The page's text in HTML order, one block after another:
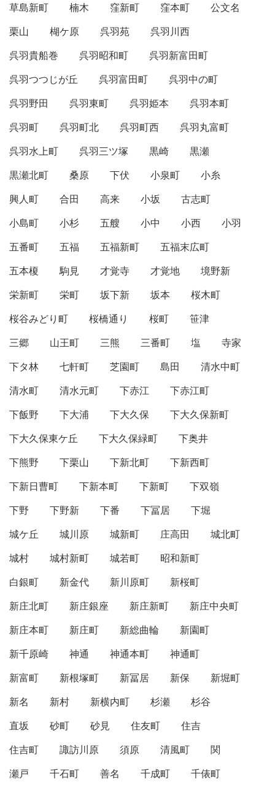
草島新町
楠木 窪新町 窪本町
公文名
栗山
楜ケ原 呉羽苑
呉羽川西
呉羽貴船巻
呉羽昭和町
呉羽新富田町
呉羽つつじが丘
呉羽富田町
呉羽中の町
呉羽野田
呉羽東町 呉羽姫本
呉羽本町
呉羽町
呉羽町北 呉羽町西
呉羽丸富町
呉羽水上町
呉羽三ツ塚 黒崎
黒瀬
黒瀬北町
桑原 下伏 小泉町
小糸
興人町
合田 高来 小坂
古志町
小島町
小杉 五艘 小中 小西
小羽
五番町
五福 五福新町
五福末広町
五本榎
駒見 才覚寺 才覚地
境野新
栄新町
栄町 坂下新 坂本
桜木町
桜谷みどり町
桜橋通り 桜町
笹津
三郷
山王町 三熊 三番町 塩
寺家
下タ林
七軒町 芝園町 島田
清水中町
清水町
清水元町 下赤江
下赤江町
下飯野
下大浦 下大久保
下大久保新町
下大久保東ケ丘
下大久保緑町
下奥井
下熊野
下栗山 下新北町
下新西町
下新日曹町
下新本町 下新町
下双嶺
下野
下野新 下番 下冨居
下堀
城ケ丘
城川原 城新町 庄高田
城北町
城村
城村新町 城若町
昭和新町
白銀町
新金代 新川原町
新桜町
新庄北町
新庄銀座 新庄新町
新庄中央町
新庄本町
新庄町 新総曲輪
新園町
新千原崎
神通 神通本町
神通町
新富町
新根塚町 新冨居 新保
新堀町
新名
新村 新横内町 杉瀬
杉谷
直坂
砂町 砂見 住友町
住吉
住吉町
諏訪川原 須原 清風町
関
瀬戸
千石町 善名 千成町
千俵町